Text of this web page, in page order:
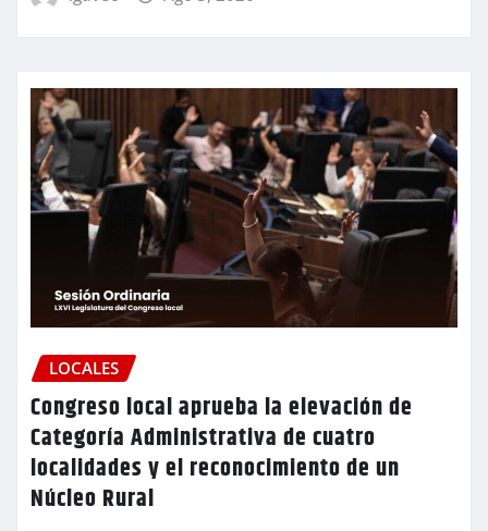
LOCALES
Congreso local aprueba la elevación de
Categoría Administrativa de cuatro
localidades y el reconocimiento de un
Núcleo Rural